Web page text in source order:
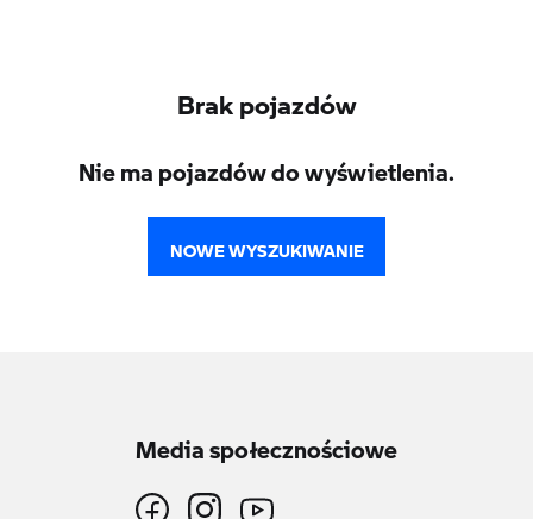
Brak pojazdów
Nie ma pojazdów do wyświetlenia.
NOWE WYSZUKIWANIE
Media społecznościowe